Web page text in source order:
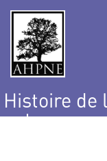
Histoire de
nature